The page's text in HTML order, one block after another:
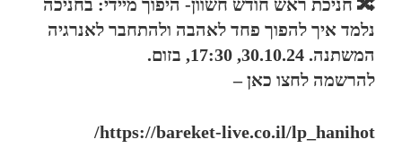
🔀 חניכת ראש חודש חשוון- היפוך מיידי: בחניכה
נלמד איך להפוך פחד לאהבה ולהתחבר לאנרגיה
המשתנה. 30.10.24, 17:30, בזום.
להרשמה לחצו כאן –
https://bareket-live.co.il/lp_hanihot/